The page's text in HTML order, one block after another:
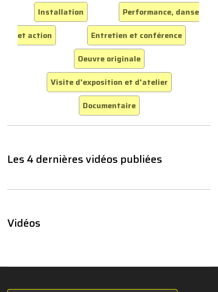
Installation
Performance, danse
et action
Entretien et conférence
Oeuvre originale
Visite d'exposition et d'atelier
Documentaire
Les 4 dernières vidéos publiées
Vidéos